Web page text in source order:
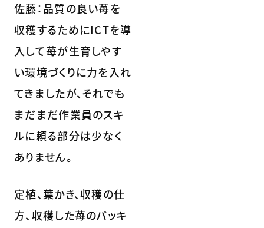
佐藤：品質の良い苺を
収穫するためにICTを導
入して苺が生育しやす
い環境づくりに力を入れ
てきましたが、それでも
まだまだ作業員のスキ
ルに頼る部分は少なく
ありません。
定植、葉かき、収穫の仕
方、収穫した苺のパッキ